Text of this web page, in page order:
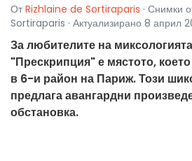
От Rizhlaine de Sortiraparis · Снимки
Sortiraparis · Актуализирано 8 април
За любителите на
"Прескрипция" е мястото,
в 6-и район на Париж. Този
предлага авангардни
обстановка.